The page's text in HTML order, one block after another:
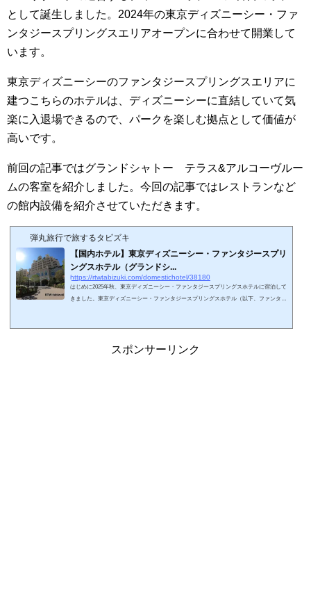
として誕生しました。2024年の東京ディズニーシー・ファ
ンタジースプリングスエリアオープンに合わせて開業して
います。
東京ディズニーシーのファンタジースプリングスエリアに
建つこちらのホテルは、ディズニーシーに直結していて気
楽に入退場できるので、パークを楽しむ拠点として価値が
高いです。
前回の記事ではグランドシャトー テラス&アルコーヴルー
ムの客室を紹介しました。今回の記事ではレストランなど
の館内設備を紹介させていただきます。
弾丸旅行で旅するタビズキ
【国内ホテル】東京ディズニーシー・ファンタジースプリ
ングスホテル（グランドシ...
https://rtwtabizuki.com/domestichotel/38180
はじめに2025年秋、東京ディズニーシー・ファンタジースプリングスホテルに宿泊して
きました。東京ディズニーシー・ファンタジースプリングスホテル（以下、ファンタジ
ズニーホテルは下記の4ランク6ホテルがあります。ラグジュアリータイプ東京ディズニ
スポンサーリンク